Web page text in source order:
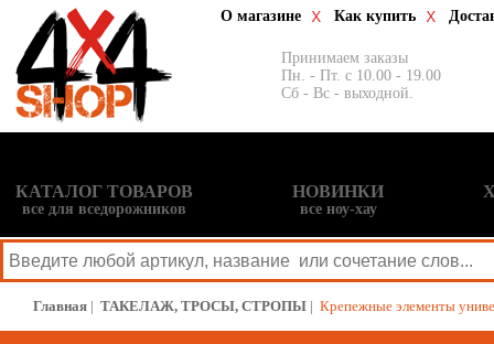
О магазине Как купить
Принимаем заказы
Пн. - Пт. с 10.00 - 19.00
Сб - Вс - выходной.
КАТАЛОГ ТОВАРОВ
все для вседорожников
НОВИНКИ
все ноу-хау
Главная | ТАКЕЛАЖ, ТРОСЫ, СТРОПЫ | Крепежные элементы